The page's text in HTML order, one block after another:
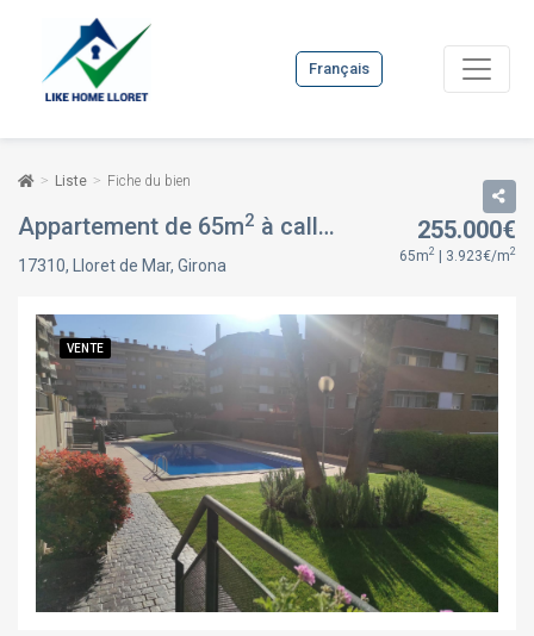
Français
Liste Fiche du bien
Appartement de 65m2 à calle de pere codina i mont, à Lloret de Mar, Girona
17310, Lloret de Mar, Girona
255.000€
65m2 | 3.923€/m2
VENTE